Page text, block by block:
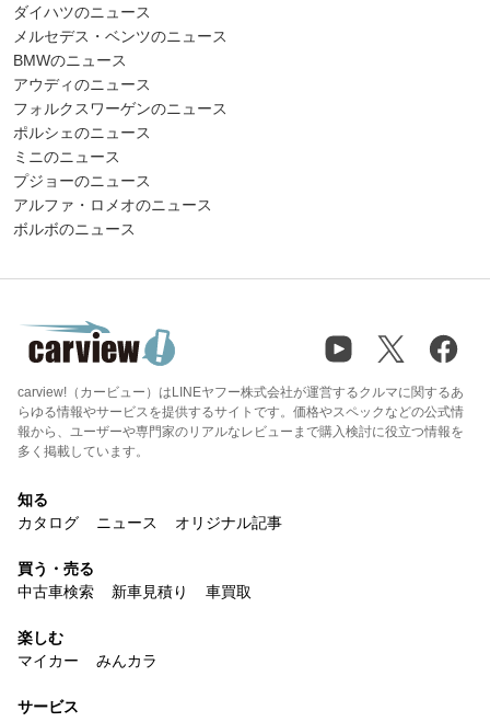
ダイハツのニュース
メルセデス・ベンツのニュース
BMWのニュース
アウディのニュース
フォルクスワーゲンのニュース
ポルシェのニュース
ミニのニュース
プジョーのニュース
アルファ・ロメオのニュース
ボルボのニュース
carview!（カービュー）はLINEヤフー株式会社が運営するクルマに関するあ
らゆる情報やサービスを提供するサイトです。価格やスペックなどの公式情
報から、ユーザーや専門家のリアルなレビューまで購入検討に役立つ情報を
多く掲載しています。
知る
カタログ
ニュース オリジナル記事
買う・売る
中古車検索
新車見積り 車買取
楽しむ
マイカー
みんカラ
サービス